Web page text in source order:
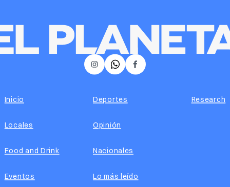
𝕏 Facebook
Instagram
Inicio
Locales
Food and Drink
Eventos
Deportes
Opinión
Nacionales
Lo más leído
Research